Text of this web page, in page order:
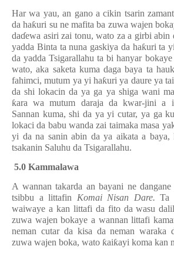
Har wa yau, an gano a cikin tsarin
da haƙuri su ne mafita ba zuwa wajen
daɗewa asiri zai tonu, wato za a girbi abin
yadda Binta ta nuna gaskiya da haƙuri ta
da yadda Tsigarallahu ta bi hanyar bokaye
wato, aka saketa kuma daga baya ta
fahimci, mutum ya yi haƙuri ya daure ya
da shi lokacin da ya ga ya shiga wani
ƙara wa mutum daraja da kwar-jini a
Sannan kuma, shi da ya yi cutar, ya ga
lokaci da babu wanda zai taimaka masa
yi da na sanin abin da ya aikata a baya,
tsakanin Saluhu da Tsigarallahu.
5.0 Kammalawa
A wannan takarda an bayani ne
tsibbu a littafin Komai Nisan Dare. Ta
waiwaye a kan littafi da fito da wasu
zuwa wajen bokaye a wannan littafi
neman cutar da kisa da neman waraka
zuwa wajen boka, wato ƙaiƙayi koma kan